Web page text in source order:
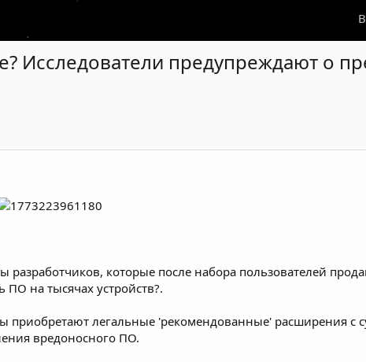
Исследователи предупреждают о
которые после набора пользователей
на тысячах устройств?.
приобретают легальные 'рекомендованные' расширения с
вредоносного ПО.